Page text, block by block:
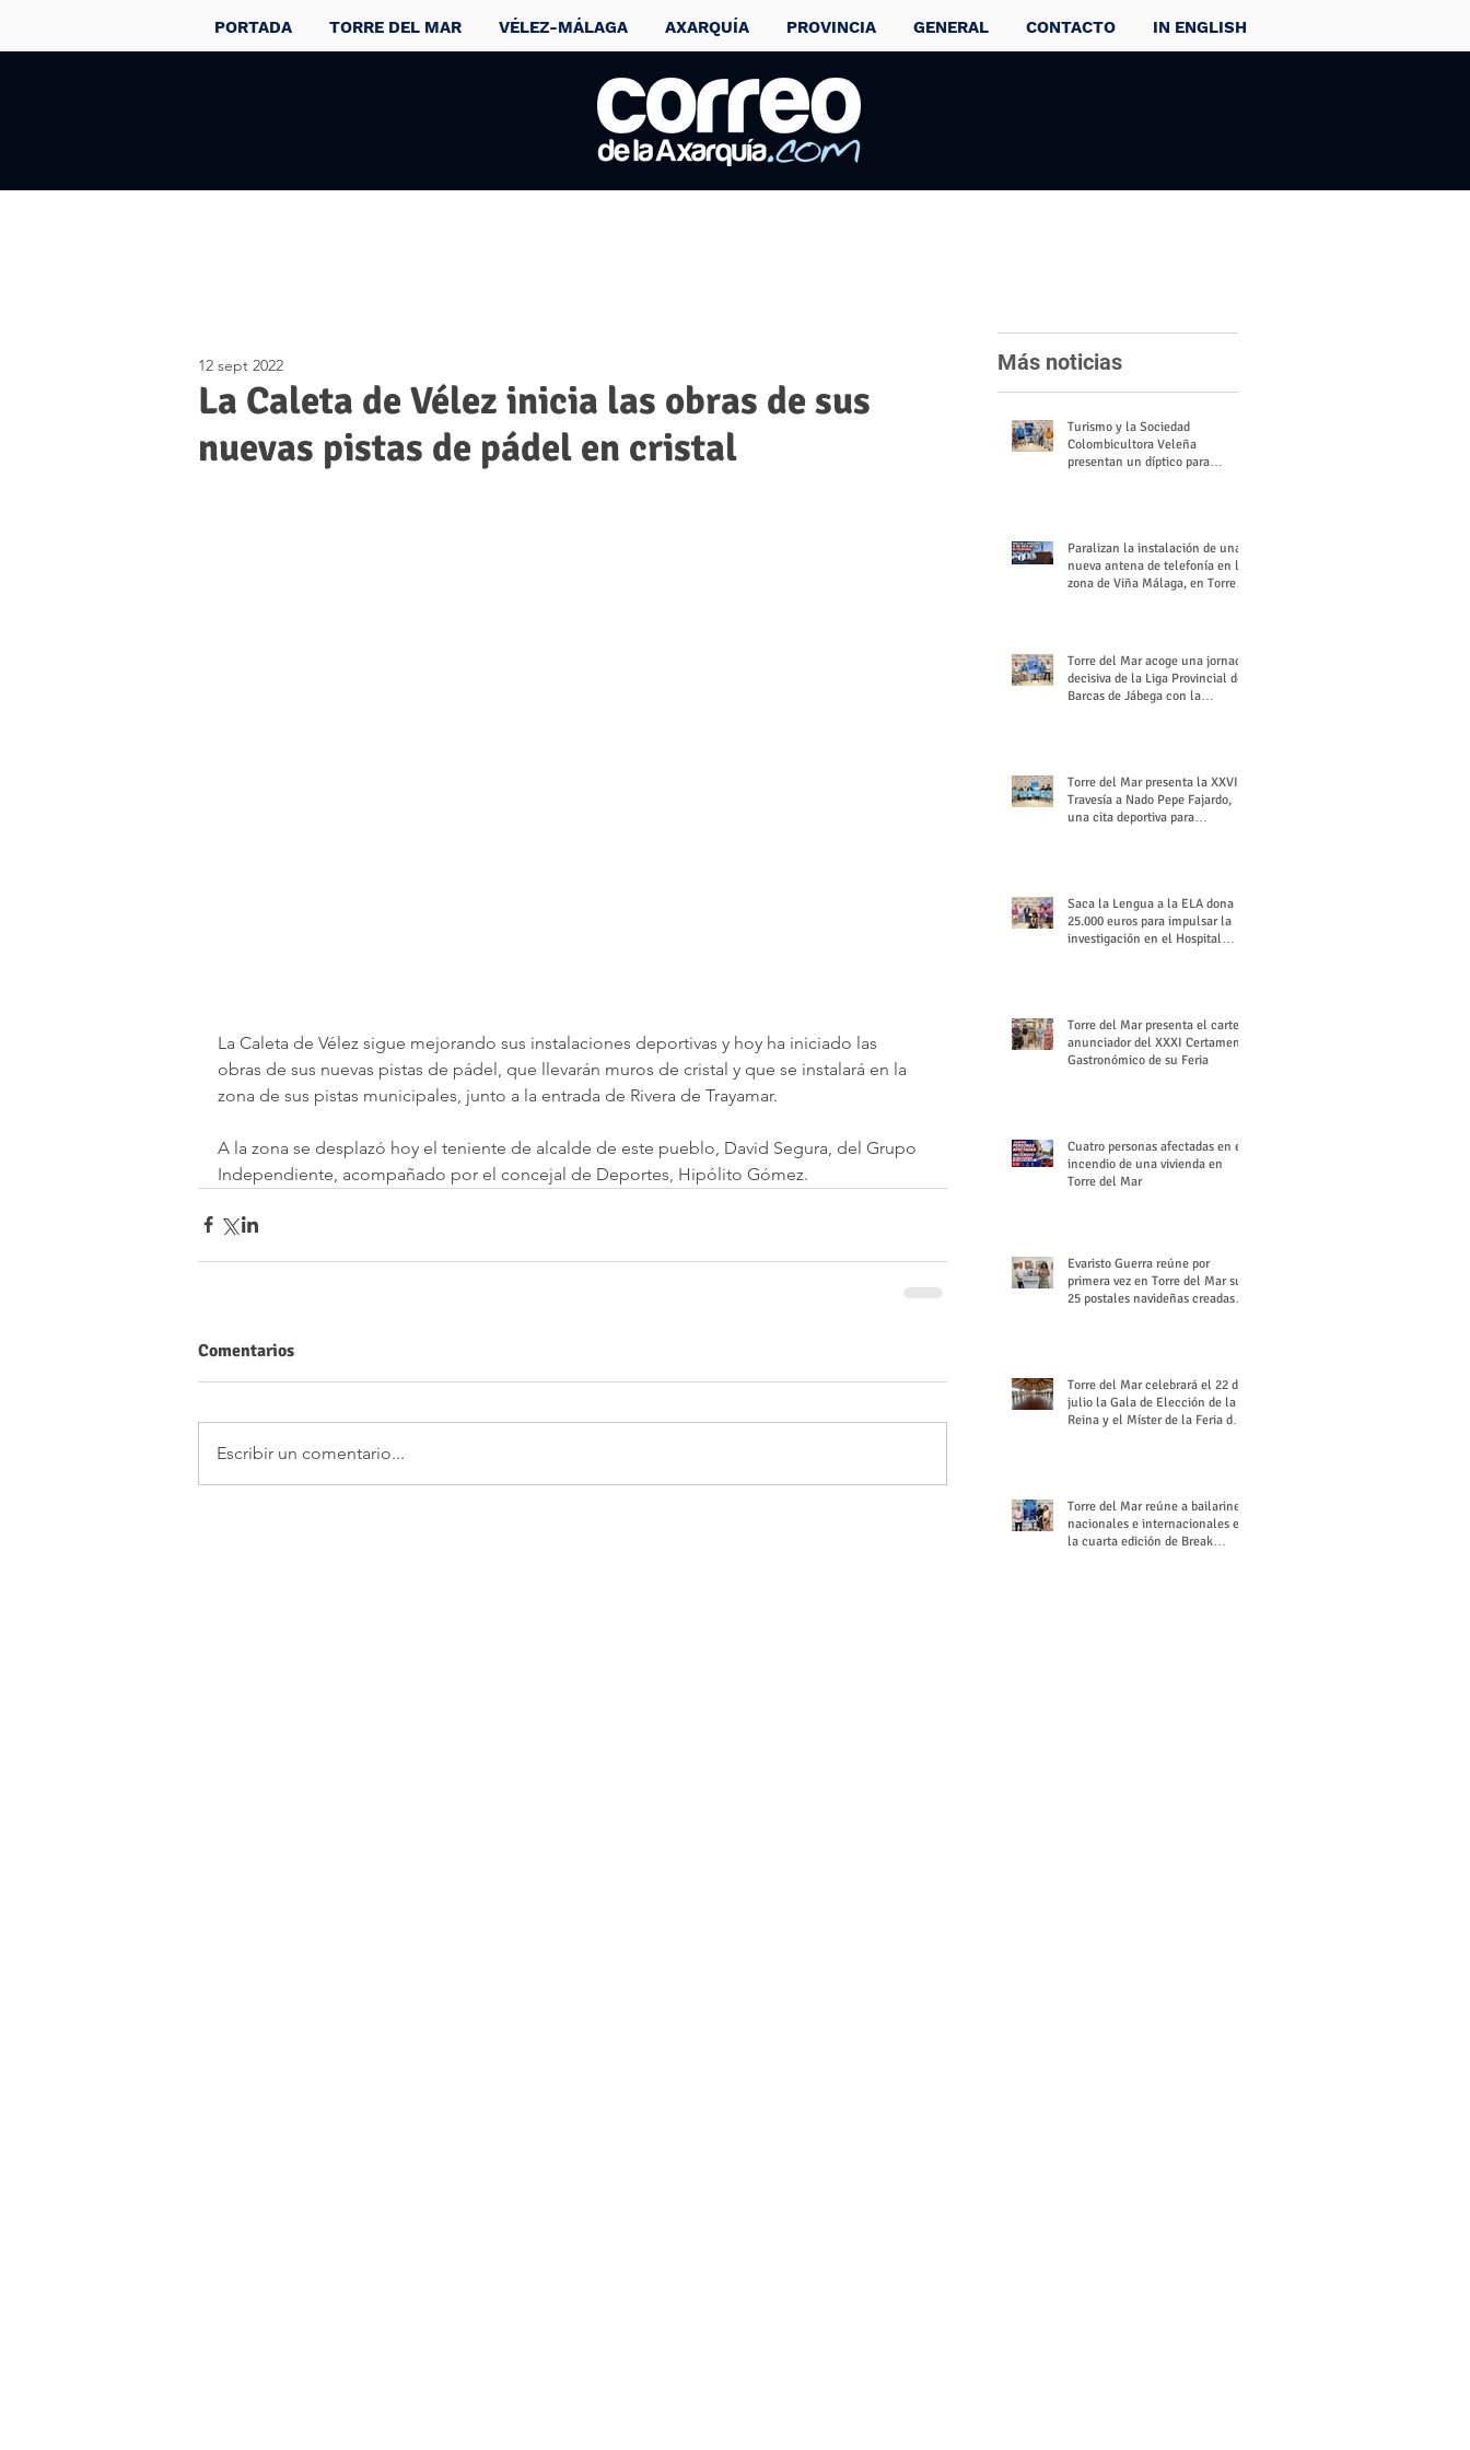
PORTADA TORRE DEL MAR VÉLEZ-MÁLAGA AXARQUÍA PROVINCIA GENERAL CONTACTO IN ENGLISH
La Caleta de Vélez inicia las obras de sus
nuevas pistas de pádel en cristal
12 sept 2022
La Caleta de Vélez sigue mejorando sus instalaciones deportivas y hoy ha iniciado las
obras de sus nuevas pistas de pádel, que llevarán muros de cristal y que se instalará en la
zona de sus pistas municipales, junto a la entrada de Rivera de Trayamar.
A la zona se desplazó hoy el teniente de alcalde de este pueblo, David Segura, del Grupo
Independiente, acompañado por el concejal de Deportes, Hipólito Gómez.
Comentarios
Escribir un comentario...
Más noticias
Turismo y la Sociedad
Colombicultora Veleña
presentan un díptico para
Paralizan la instalación de una
nueva antena de telefonía en la
zona de Viña Málaga, en Torre
Torre del Mar acoge una jornada
decisiva de la Liga Provincial de
Barcas de Jábega con la
Torre del Mar presenta la XXVI
Travesía a Nado Pepe Fajardo,
una cita deportiva para
Saca la Lengua a la ELA dona
25.000 euros para impulsar la
investigación en el Hospital
Torre del Mar presenta el cartel
anunciador del XXXI Certamen
Gastronómico de su Feria
Cuatro personas afectadas en el
incendio de una vivienda en
Torre del Mar
Evaristo Guerra reúne por
primera vez en Torre del Mar sus
25 postales navideñas creadas
Torre del Mar celebrará el 22 de
julio la Gala de Elección de la
Reina y el Míster de la Feria de
Torre del Mar reúne a bailarines
nacionales e internacionales en
la cuarta edición de Break